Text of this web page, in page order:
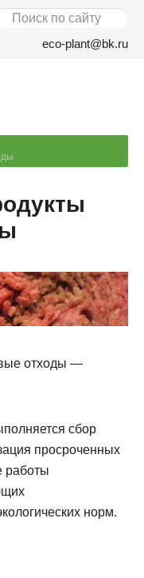
eco-plant@bk.ru
отходы —
сбор
просроченных
работы
норм.